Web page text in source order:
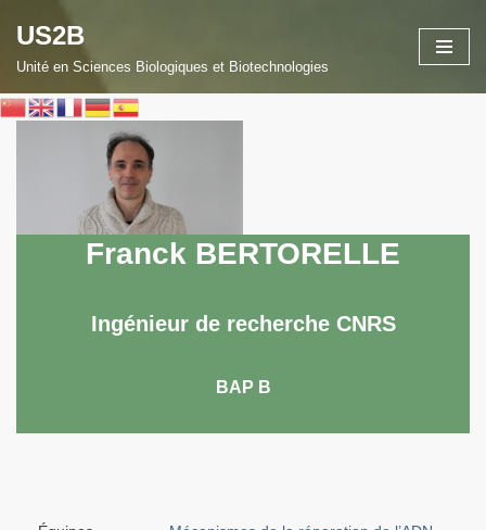
Aller
contenu
US2B
Unité en Sciences Biologiques et Biotechnologies
Franck BERTORELLE
Ingénieur de recherche CNRS
BAP B